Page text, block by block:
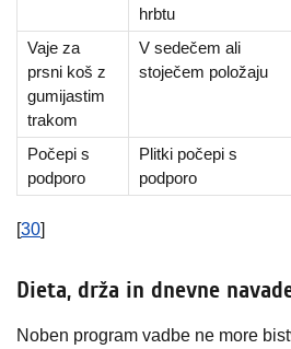
hrbtu
Vaje za
prsni koš z
gumijastim
trakom
V sedečem ali
stoječem položaju
Počepi s
podporo
Plitki počepi s
podporo
[30]
Dieta, drža in dnevne
Noben program vadbe ne more